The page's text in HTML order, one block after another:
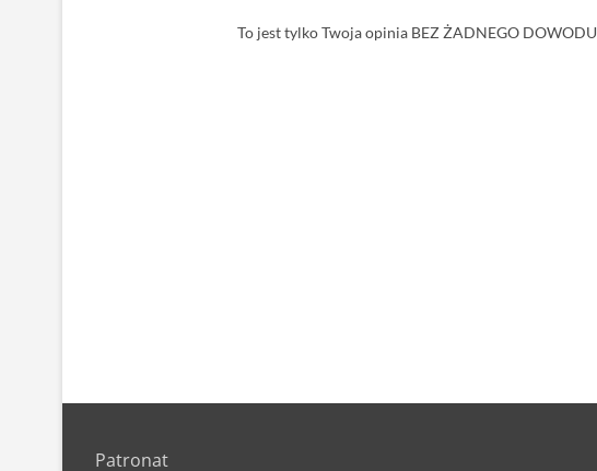
To jest tylko Twoja opinia BEZ ŻADNEGO DOWODU
Patronat